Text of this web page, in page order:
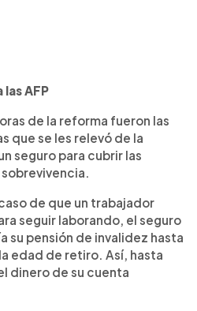
AFP
de la reforma fueron las
que se les relevó de la
seguro para cubrir las
de que un trabajador
seguir laborando, el seguro
su pensión de invalidez hasta
edad de retiro. Así, hasta
dinero de su cuenta